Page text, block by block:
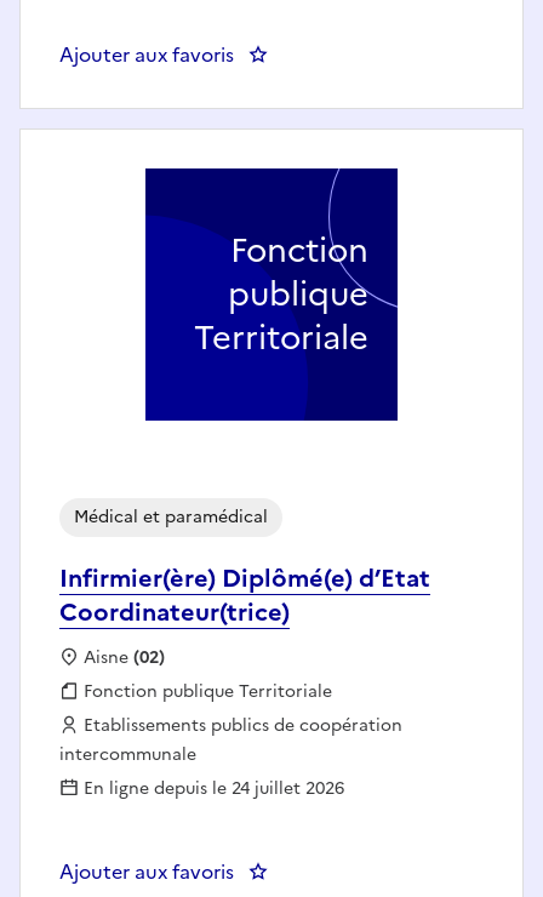
Ajouter aux favoris : Infirmière à domicile - VILLE
Infirmier(ère) Diplômé(e) d’Etat
Coordinateur(trice)
Médical et paramédical
Localisation :
Aisne(02)
Fonction publique :
Fonction publique Territoriale
Employeur :
Etablissements publics de coopération
intercommunale
En ligne depuis le 24 juillet 2026
Ajouter aux favoris : Infirmier(ère) Diplômé(e)
Fonction
publique
Territoriale